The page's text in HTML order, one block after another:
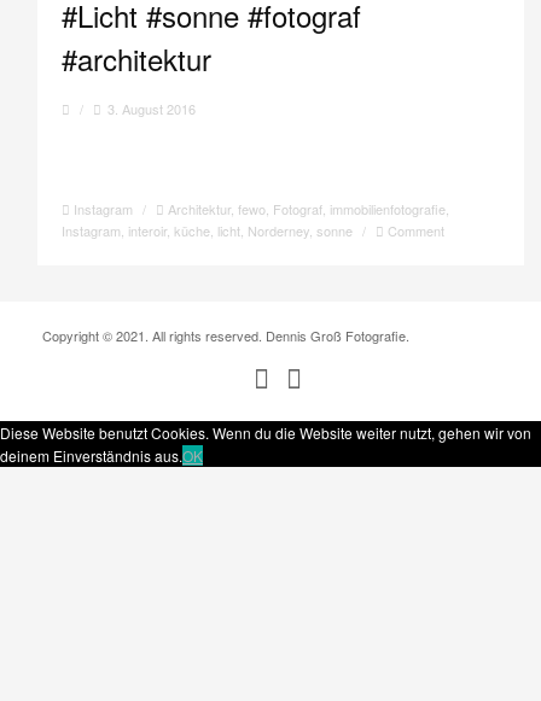
#Licht #sonne #fotograf
#architektur
/ 3. August 2016
Instagram / Architektur, fewo, Fotograf, immobilienfotografie,
Instagram interoir, küche, licht, Norderney, sonne / Comment
Copyright © 2021. All rights reserved. Dennis Groß Fotografie.
Diese Website benutzt Cookies. Wenn du die Website weiter nutzt, gehen wir von
deinem Einverständnis aus.OK